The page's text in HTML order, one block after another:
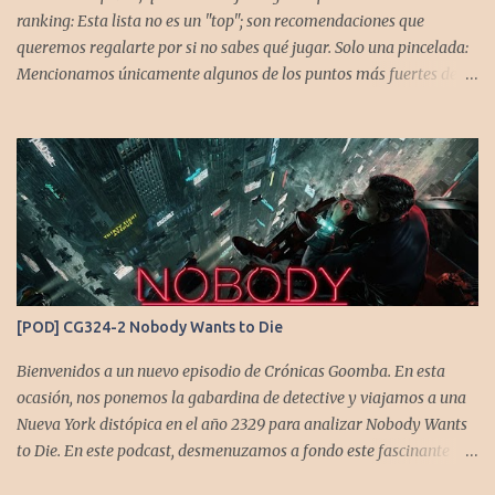
ranking: Esta lista no es un "top"; son recomendaciones que
queremos regalarte por si no sabes qué jugar. Solo una pincelada:
Mencionamos únicamente algunos de los puntos más fuertes de
asegurar que, al menos uno, se adapte a tus gustos. Si te gusta este
tipo de contenido, háznoslo saber para crear nuevas entradas con
otros doce juegos imprescindibles. Cuphead En la mente de los dos
hermanos desarrolladores, la idea de fusionar el arte de las
películas de animación clásica con un juego de disparos (al estilo
Contra o Metal Slug) era una apuesta ganadora. En la ejecución, la
calidad es insuperable. Posee un excelente diseño de niveles,
variedad de jefes, plataformas desafiantes y una música
estupenda. Es un título que te mantiene enganchado a pesar de su
alta dificultad...
[POD] CG324-2 Nobody Wants to Die
Bienvenidos a un nuevo episodio de Crónicas Goomba. En esta
ocasión, nos ponemos la gabardina de detective y viajamos a una
Nueva York distópica en el año 2329 para analizar Nobody Wants
to Die. En este podcast, desmenuzamos a fondo este fascinante